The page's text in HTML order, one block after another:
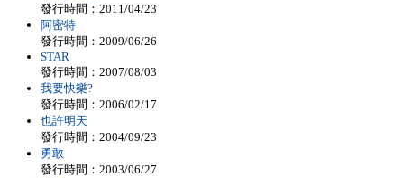
發行時間：2011/04/23
阿密特
發行時間：2009/06/26
STAR
發行時間：2007/08/03
我要快樂?
發行時間：2006/02/17
也許明天
發行時間：2004/09/23
勇敢
發行時間：2003/06/27